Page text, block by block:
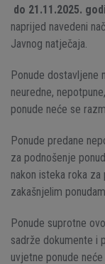
do 21.11.2025.
naprijed navedeni
Javnog natječaja.
Ponude dostavljene
neuredne,
ponude neće se
Ponude predane
za podnošenje
nakon isteka roka
zakašnjelim
Ponude suprotne
sadrže dokumente i
uvjetne ponude